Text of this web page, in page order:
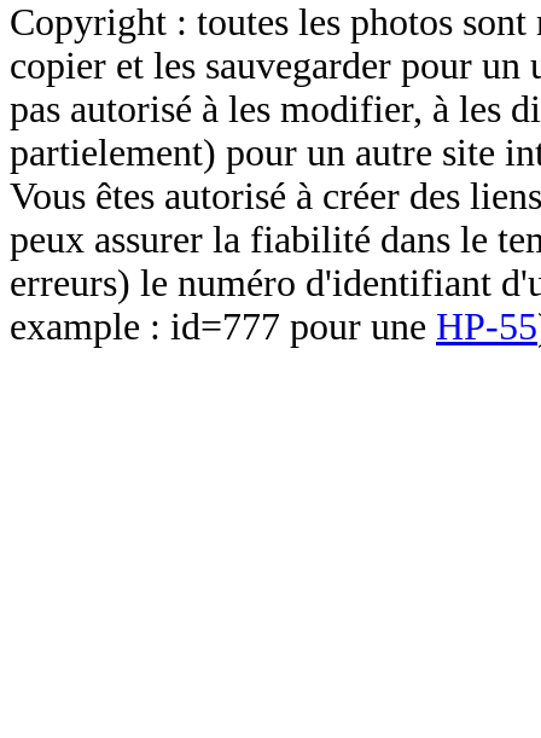
Copyright : toutes les photos sont
copier et les sauvegarder pour un
pas autorisé à les modifier, à les
partielement) pour un autre site
Vous êtes autorisé à créer des
peux assurer la fiabilité dans le
erreurs) le numéro d'identifiant
example : id=777 pour une HP-55